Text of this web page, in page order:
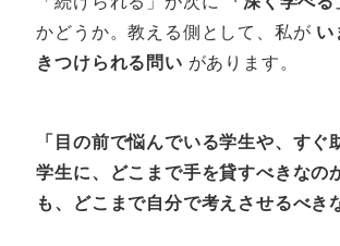
かどうか。教える側として、私が い
きつけられる問い があります。
「目の前で悩んでいる学生や、すぐ
学生に、どこまで手を貸すべきなの
も、どこまで自分で考えさせるべき